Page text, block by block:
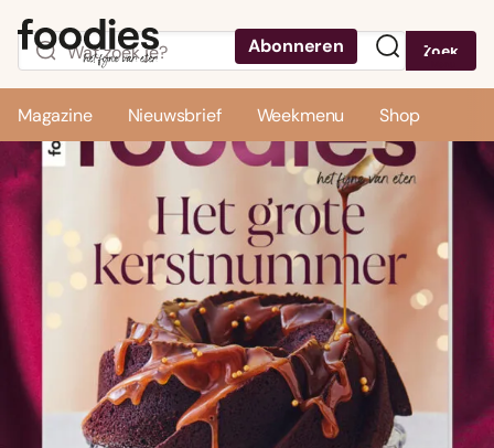
Abonneren Zoek
Magazine Nieuwsbrief Weekmenu Shop